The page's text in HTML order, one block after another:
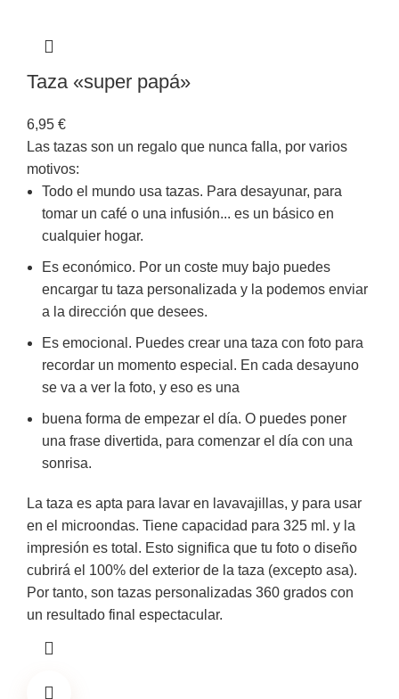
Taza «super papá»
6,95 €
Las tazas son un regalo que nunca falla, por varios
motivos:
Todo el mundo usa tazas. Para desayunar, para
tomar un café o una infusión... es un básico en
cualquier hogar.
Es económico. Por un coste muy bajo puedes
encargar tu taza personalizada y la podemos enviar
a la dirección que desees.
Es emocional. Puedes crear una taza con foto para
recordar un momento especial. En cada desayuno
se va a ver la foto, y eso es una
buena forma de empezar el día. O puedes poner
una frase divertida, para comenzar el día con una
sonrisa.
La taza es apta para lavar en lavavajillas, y para usar
en el microondas. Tiene capacidad para 325 ml. y la
impresión es total. Esto significa que tu foto o diseño
cubrirá el 100% del exterior de la taza (excepto asa).
Por tanto, son tazas personalizadas 360 grados con
un resultado final espectacular.